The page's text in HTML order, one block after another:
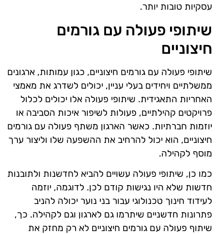
עסקיות טובות יותר.
שיתופי פעולה עם גורמים
חיצוניים
שיתופי פעולה עם גורמים חיצוניים, כגון עמותות, ארגונים
ממשלתיים ויחידים בעלי עניין, יכולים לשדרג את מאמצי
האחריות התאגידית. שיתופי פעולה אלו יכולים לכלול
פרויקטים קהילתיים, פעולות לשיפור איכות הסביבה או
יוזמות חברתיות. כאשר הארגון משתף פעולה עם גורמים
חיצוניים, הוא יכול להרחיב את ההשפעה שלו וליצור ערך
מוסף לקהילה.
כמו כן, שיתופי פעולה עשויים להביא לחדשנות ולתובנות
חדשות שלא היו נגישות קודם לכן. לדוגמה, יוזמה
לעידוד חינוך טכנולוגי עבור בני נוער יכולה להניב
פתרונות חדשניים שיתרמו גם לארגון וגם לקהילה. כך,
שיתוף פעולה עם גורמים חיצוניים לא רק מחזק את